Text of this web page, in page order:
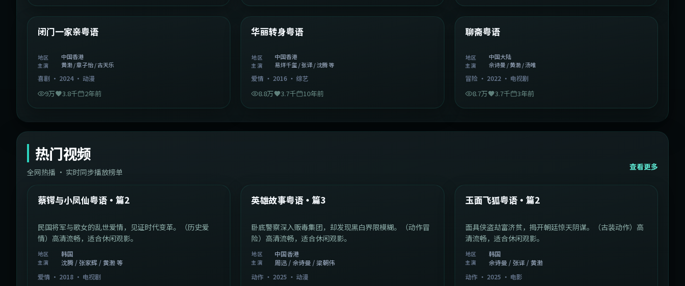
精选
中国香港 1:06:37
闭门一家亲粤语
地区 中国香港
主演 黄渤 / 章子怡 / 古天乐
喜剧 · 2024· 动漫
9万 3.8千 2年前
精选
中国香港 1:27:50
华丽转身粤语
地区 中国香港
主演 易烊千玺 / 张译 / 沈腾 等
爱情 · 2016 ·综艺
8.8万 3.7千 10年前
精选
中国大陆 2:02:43
聊斋粤语
地区 中国大陆
主演 佘诗曼 / 黄渤 / 汤唯
冒险· 2022· 电视剧
8.7万 3.7千 3年前
热门视频
全网热播 · 实时同步播放榜单
查看更多
热门
韩国
蔡锷与小凤仙粤语·篇2
民国将军与歌女的乱世爱情，见证时代变革。（历史爱
情）高清流畅，适合休闲观影。
地区 韩国
主演
沈腾 / 张家辉 / 黄渤 等
爱情 · 2018 · 电视剧
热门
英雄故事粤语·篇3
卧底警察深入贩毒集团，却发现黑白界限模糊。（动作冒
险）高清流畅，适合休闲观影。
地区 中国香港
主演
周迅 / 佘诗曼 / 梁朝伟
动作 · 2025 ·动漫
热门
2:13:08
玉面飞狐粤语·篇2
面具侠盗劫富济贫，揭开朝廷惊天阴谋。（古装动作）高
清流畅，适合休闲观影。
地区 韩国
主演
佘诗曼 / 张译 / 黄渤
动作· 2025 · 电影